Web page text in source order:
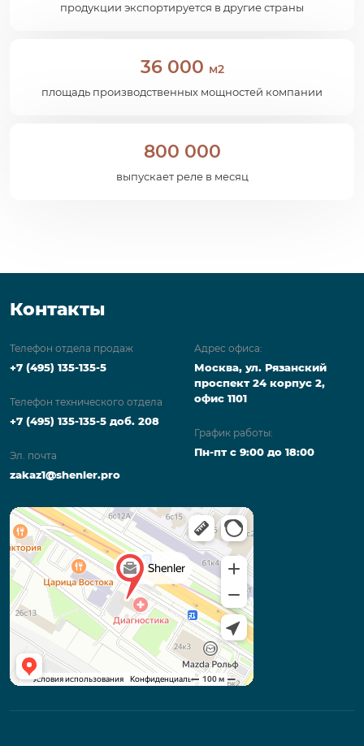
продукции экспортируется в другие страны
36 000 м2
площадь производственных мощностей компании
800 000
выпускает реле в месяц
Контакты
Телефон отдела продаж
+7 (495) 135-135-5
Телефон технического отдела
+7 (495) 135-135-5 доб. 208
Эл. почта
zakaz1@shenler.pro
Адрес офиса:
Москва, ул. Рязанский
проспект 24 корпус 2,
офис 1101
График работы:
Пн-пт с 9:00 до 18:00